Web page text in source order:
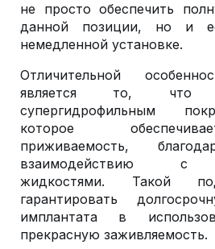
не просто обеспечить
данной позиции, но и
немедленной установке.
Отличительной
является то, что
супергидрофильным
которое
приживаемость,
взаимодействию с
жидкостями. Такой
гарантировать
имплантата в
прекрасную заживляемость.